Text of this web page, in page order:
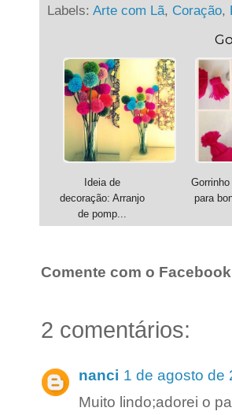
Labels: Arte com Lã, Coração,
Ideia de
decoração: Arranjo
de pomp...
para
Comente com o
2 comentários:
nanci 1 de agosto de
Muito lindo;adorei o